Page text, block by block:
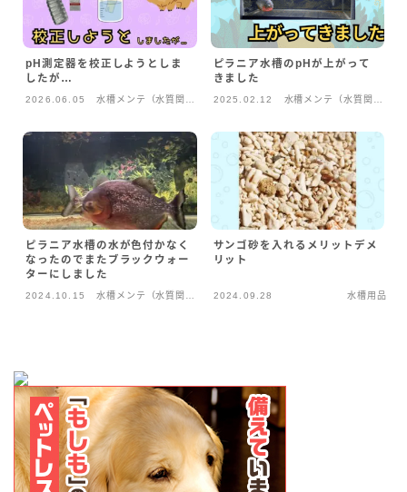
メンテナンス
メンテナンス（熱帯魚）
メンテナンス（季節別）
繁殖計画
ベルツノガエル繁殖計画
えさ
ピラニアのえさ
カエル事故
ピラニアの事故
ビーシュリンプの事故
pH測定器を校正しようとしま
したが…
2026.06.05
水槽メンテ（水質関
ピラニア水槽のpHが上がって
きました
2025.02.12
水槽メンテ（水質関
ピラニア水槽の水が色付かなく
なったのでまたブラックウォー
ターにしました
2024.10.15
水槽メンテ（水質関
サンゴ砂を入れるメリットデメ
リット
2024.09.28 水槽用品